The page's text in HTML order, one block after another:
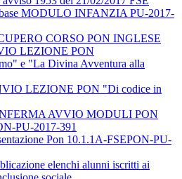
MODULO INFANZIA PU-2017-
CORSO PON INGLESE
LEZIONE PON
e "La Divina Avventura alla
LEZIONE PON "Di codice in
AVVIO MODULI PON
PU-2017-391
Pon 10.1.1A-FSEPON-PU-
elenchi alunni iscritti ai